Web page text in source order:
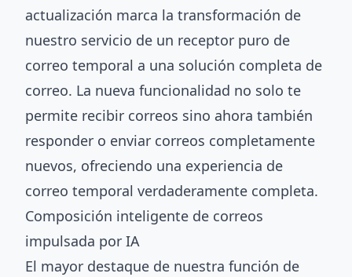
actualización marca la transformación de
nuestro servicio de un receptor puro de
correo temporal a una solución completa de
correo. La nueva funcionalidad no solo te
permite recibir correos sino ahora también
responder o enviar correos completamente
nuevos, ofreciendo una experiencia de
correo temporal verdaderamente completa.
Composición inteligente de correos
impulsada por IA
El mayor destaque de nuestra función de